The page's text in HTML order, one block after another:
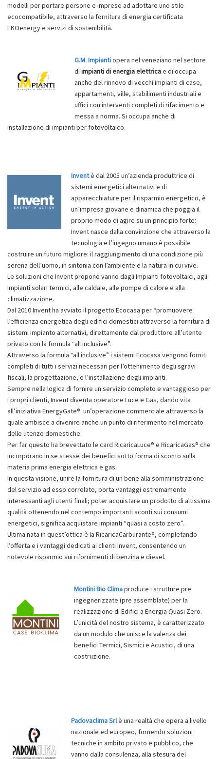
modelli per portare persone e imprese ad adottare uno stile
ecocompatibile, attraverso la fornitura di energia certificata
EKOenergy e servizi di sostenibilità.
G.M. Impiantiopera nel veneziano nel settore
di impianti di energia elettricae di occupa
anche del rinnovo di vecchi impianti di case,
appartamenti, ville, stabilimenti industriali e
uffici con interventi completi di rifacimento e
messa a norma. Si occupa anche di
installazione di impianti per fotovoltaico.
Inventè dal 2005 un’azienda produttrice di
sistemi energetici alternativi e di
apparecchiature per il risparmio energetico, è
un’impresa giovane e dinamica che poggia il
proprio modo di agire su un principio forte:
Invent nasce dalla convinzione che attraverso la
tecnologia e l’ingegno umano è possibile
costruire un futuro migliore: il raggiungimento di una condizione più
serena dell’uomo, in sintonia con l’ambiente e la natura in cui vive.
Le soluzioni che Invent propone vanno dagli Impianti fotovoltaici, agli
Impianti solari termici, alle caldaie, alle pompe di calore e alla
climatizzazione.
Dal 2010 Invent ha avviato il progetto Ecocasa per “promuovere
l’efficienza energetica degli edifici domestici attraverso la fornitura di
sistemi impianto alternativi, direttamente dal produttore all’utente
privato con la formula “all inclusive”.
Attraverso la formula “all inclusive” i sistemi Ecocasa vengono forniti
completi di tutti i servizi necessari per l’ottenimento degli sgravi
fiscali, la progettazione, e l’installazione degli impianti.
Sempre nella logica di fornire un servizio completo e vantaggioso per
i propri clienti, Invent diventa operatore Luce e Gas, dando vita
all’iniziativa EnergyGate®: un’operazione commerciale attraverso la
quale ambisce a divenire anche un punto di riferimento nel mercato
delle utenze domestiche.
Per far questo ha brevettato le card RicaricaLuce® e RicaricaGas® che
incorporano in se stesse dei benefici sotto forma di sconto sulla
materia prima energia elettrica e gas.
In questa visione, unire la fornitura di un bene alla somministrazione
del servizio ad esso correlato, porta vantaggi estremamente
interessanti agli utenti finali; poter acquistare un prodotto di altissima
qualità ottenendo nel contempo importanti sconti sui consumi
energetici, significa acquistare impianti “quasi a costo zero”.
Ultima nata in quest’ottica è la RicaricaCarburante®, completando
l’offerta e i vantaggi dedicati ai clienti Invent, consentendo un
notevole risparmio sui rifornimenti di benzina e diesel.
Montini Bio Climaproduce i strutture pre
ingegnerizzate (pre assemblate) per la
realizzazione di Edifici a Energia Quasi Zero.
L’unicità del nostro sistema, è caratterizzato
da un modulo che unisce la valenza dei
benefici Termici, Sismici e Acustici, di una
costruzione.
Padovaclima Srlè una realtà che opera a livello
nazionale ed europeo, fornendo soluzioni
tecniche in ambito privato e pubblico, che
vanno dalla consulenza, alla stesura del